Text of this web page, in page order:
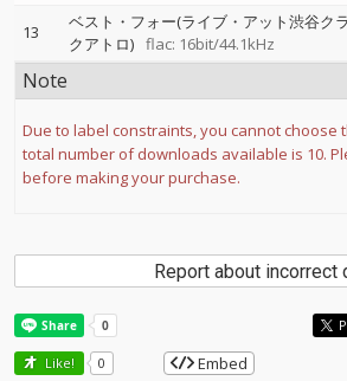
13
ベスト・フォー(ライブ・アット渋谷ク
クアトロ) flac: 16bit/44.1kHz
Note
Due to label constraints, you cannot choose
total number of downloads available is 10.
before making your purchase.
Report about incorrect
Like! 0 Embed